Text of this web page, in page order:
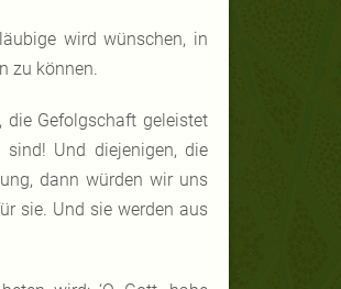
wird wünschen, in
zu können.
die Gefolgschaft geleistet
Und diejenigen, die
dann würden wir uns
sie. Und sie werden aus